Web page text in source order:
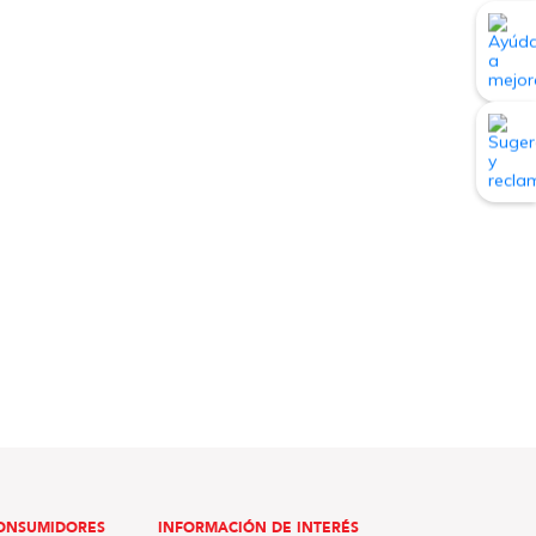
INFORMACIÓN DE INTERÉS